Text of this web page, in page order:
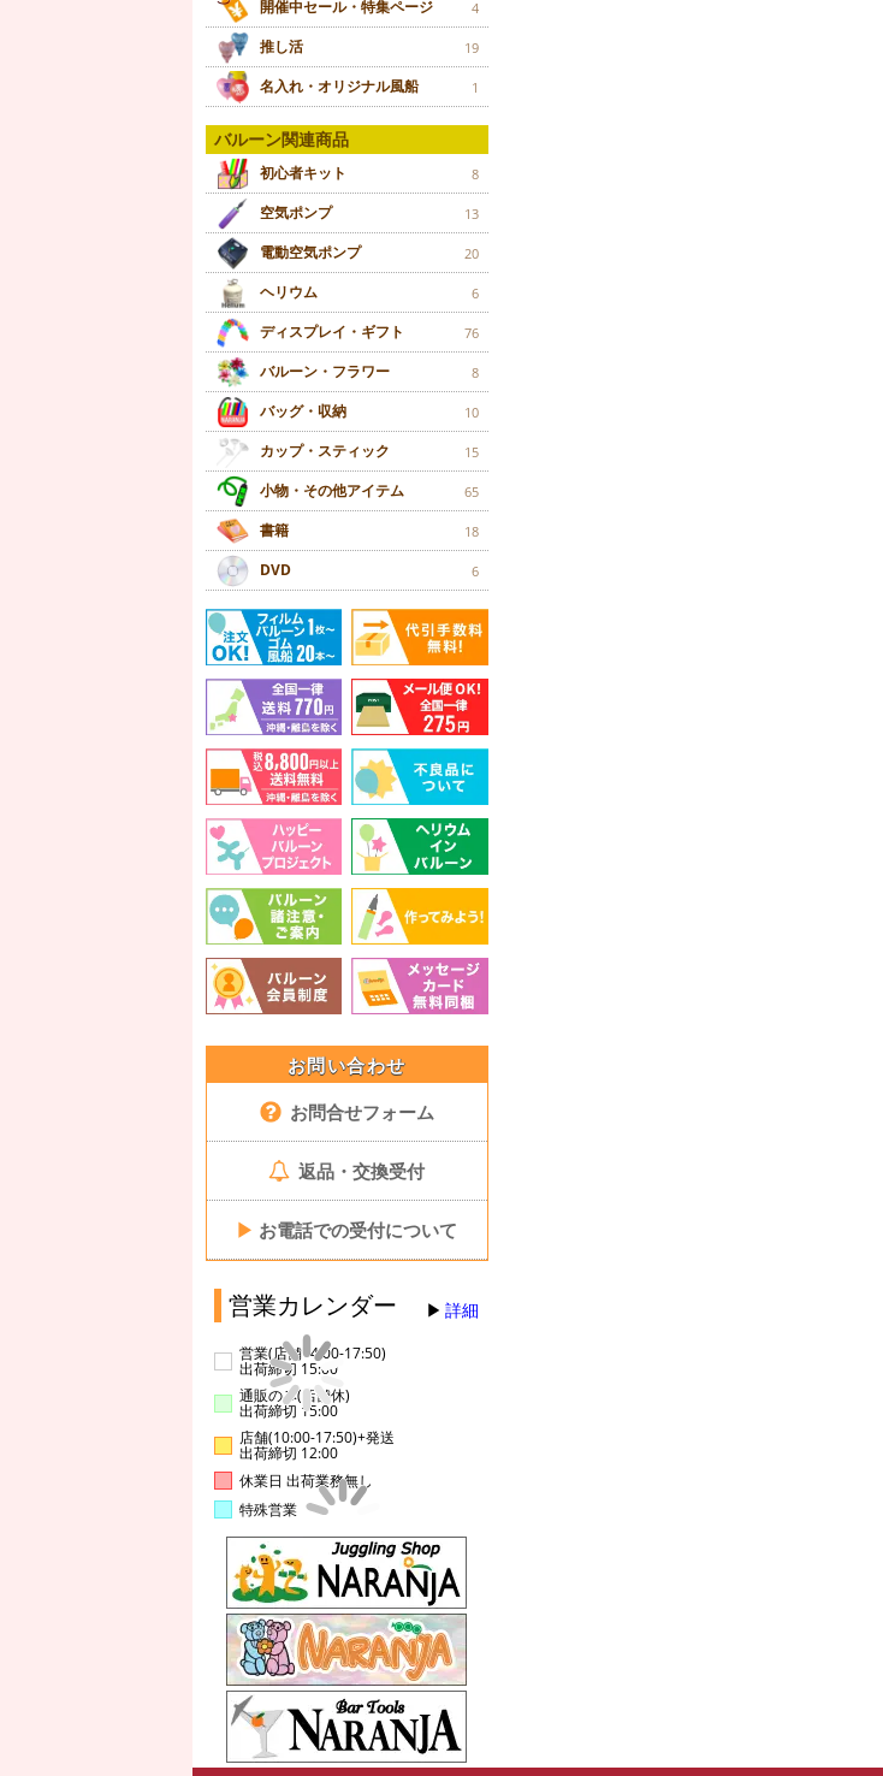
開催中セール・特集ページ 4
推し活 19
名入れ・オリジナル風船 1
バルーン関連商品
初心者キット 8
空気ポンプ 13
電動空気ポンプ 20
ヘリウム 6
ディスプレイ・ギフト 76
バルーン・フラワー 8
バッグ・収納 10
カップ・スティック 15
小物・その他アイテム 65
書籍 18
DVD 6
お問い合わせ
お問合せフォーム
返品・交換受付
▶ お電話での受付について
営業カレンダー 詳細
営業(店舗14:00-17:50)
出荷締切 15:00
通販のみ(店舗休)
出荷締切 15:00
店舗(10:00-17:50)+発送
出荷締切 12:00
休業日 出荷業務無し
特殊営業